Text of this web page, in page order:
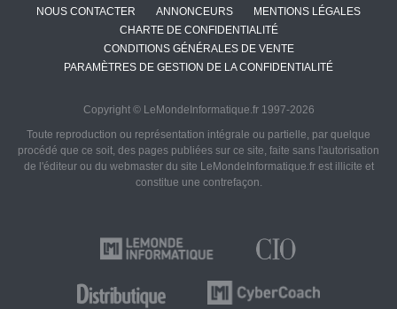
NOUS CONTACTER ANNONCEURS
MENTIONS LÉGALES
CHARTE DE CONFIDENTIALITÉ
CONDITIONS GÉNÉRALES DE VENTE
PARAMÈTRES DE GESTION DE LA CONFIDENTIALITÉ
Copyright © LeMondeInformatique.fr 1997-2026
Toute reproduction ou représentation intégrale ou partielle, par quelque
procédé que ce soit, des pages publiées sur ce site, faite sans l'autorisation
de l'éditeur ou du webmaster du site LeMondeInformatique.fr est illicite et
constitue une contrefaçon.